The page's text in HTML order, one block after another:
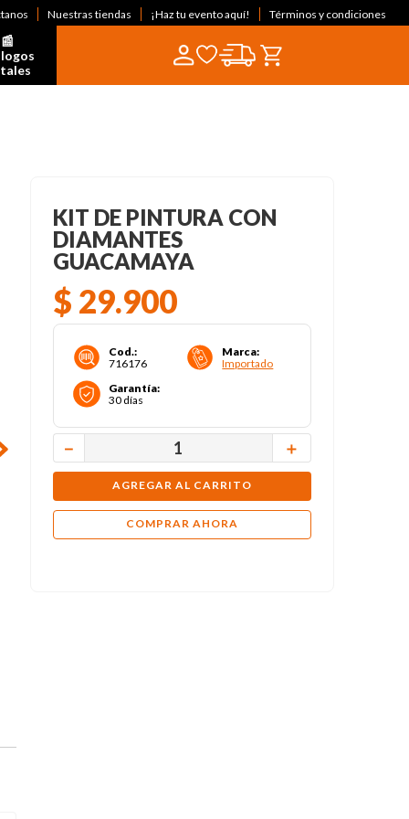
Nuestras tiendas ¡Haz tu evento aquí! Términos y condiciones
KIT DE PINTURA CON
DIAMANTES
GUACAMAYA
$ 29.900
Cod.:
716176
Marca:
Importado
Garantía:
30 días
＋
－
AGREGAR AL CARRITO
COMPRAR AHORA